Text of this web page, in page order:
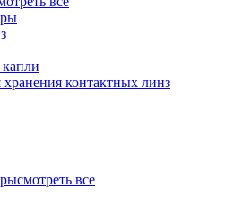
контактных линз
смотреть все